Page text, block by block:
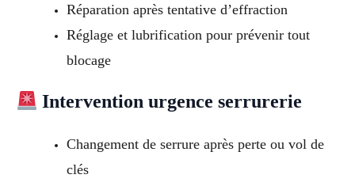
Réparation après tentative d’effraction
Réglage et lubrification pour prévenir tout
blocage
Intervention urgence serrurerie
Changement de serrure après perte ou vol de
clés